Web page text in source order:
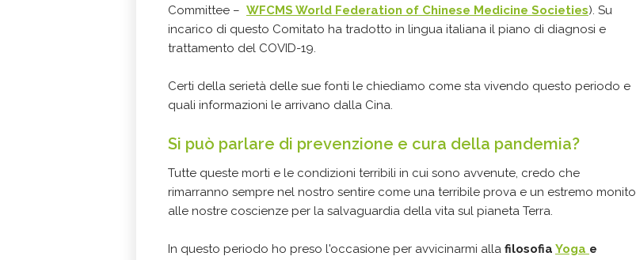
Committee – WFCMS World Federation of Chinese Medicine Societies). Su
incarico di questo Comitato ha tradotto in lingua italiana il piano di diagnosi e
trattamento del COVID-19.
Certi della serietà delle sue fonti le chiediamo come sta vivendo questo periodo e
quali informazioni le arrivano dalla Cina.
Si può parlare di prevenzione e cura della pandemia?
Tutte queste morti e le condizioni terribili in cui sono avvenute, credo che
rimarranno sempre nel nostro sentire come una terribile prova e un estremo monito
alle nostre coscienze per la salvaguardia della vita sul pianeta Terra.
In questo periodo ho preso l'occasione per avvicinarmi alla filosofia Yoga e